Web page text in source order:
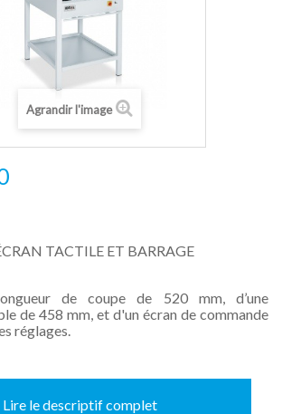
Agrandir l'image
TACTILE ET BARRAGE
de coupe de 520 mm, d’une
de 458 mm, et d'un écran de commande
réglages.
Lire le descriptif complet